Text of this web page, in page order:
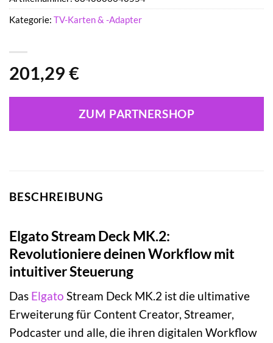
201,29 €
ZUM PARTNERSHOP
Kategorie: TV-Karten & -Adapter
BESCHREIBUNG
Elgato Stream Deck MK.2:
Revolutioniere deinen Workflow mit
intuitiver Steuerung
Das Elgato Stream Deck MK.2 ist die ultimative
Erweiterung für Content Creator, Streamer,
Podcaster und alle, die ihren digitalen Workflow